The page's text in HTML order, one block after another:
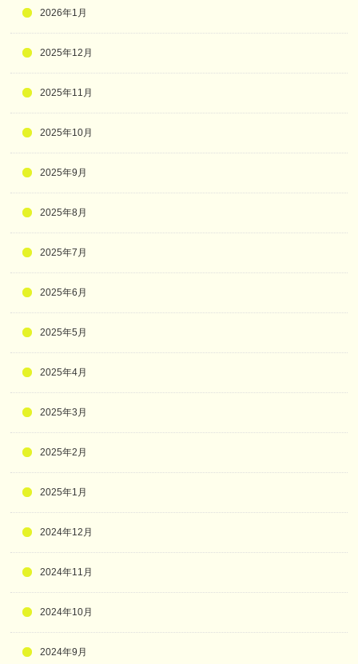
2026年1月
2025年12月
2025年11月
2025年10月
2025年9月
2025年8月
2025年7月
2025年6月
2025年5月
2025年4月
2025年3月
2025年2月
2025年1月
2024年12月
2024年11月
2024年10月
2024年9月